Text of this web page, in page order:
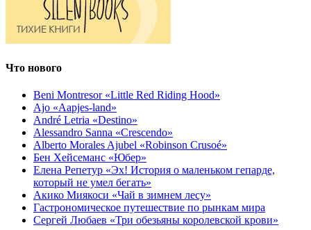
Что нового
Beni Montresor «Little Red Riding Hood»
Ajo «Aapjes-land»
André Letria «Destino»
Alessandro Sanna «Crescendo»
Alberto Morales Ajubel «Robinson Crusoé»
Бен Хейсеманс «Юбер»
Елена Репетур «Эх! История о маленьком гепарде,
который не умел бегать»
Акико Миякоси «Чай в зимнем лесу»
Гастрономическое путешествие по рынкам мира
Сергей Любаев «Три обезьяны королевской крови»